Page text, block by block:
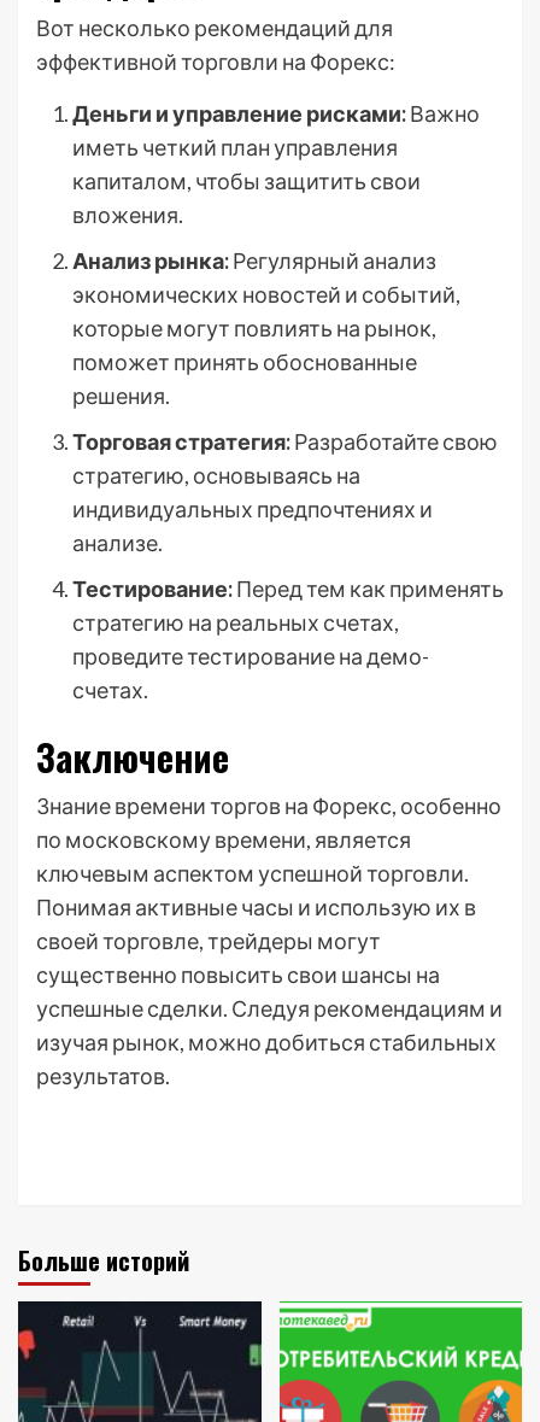
Вот несколько рекомендаций для
эффективной торговли на Форекс:
Деньги и управление рисками:Важно
иметь четкий план управления
капиталом, чтобы защитить свои
вложения.
Анализ рынка:Регулярный анализ
экономических новостей и событий,
которые могут повлиять на рынок,
поможет принять обоснованные
решения.
Торговая стратегия:Разработайте свою
стратегию, основываясь на
индивидуальных предпочтениях и
анализе.
Тестирование:Перед тем как применять
стратегию на реальных счетах,
проведите тестирование на демо-
счетах.
Заключение
Знание времени торгов на Форекс, особенно
по московскому времени, является
ключевым аспектом успешной торговли.
Понимая активные часы и использую их в
своей торговле, трейдеры могут
существенно повысить свои шансы на
успешные сделки. Следуя рекомендациям и
изучая рынок, можно добиться стабильных
результатов.
Больше историй